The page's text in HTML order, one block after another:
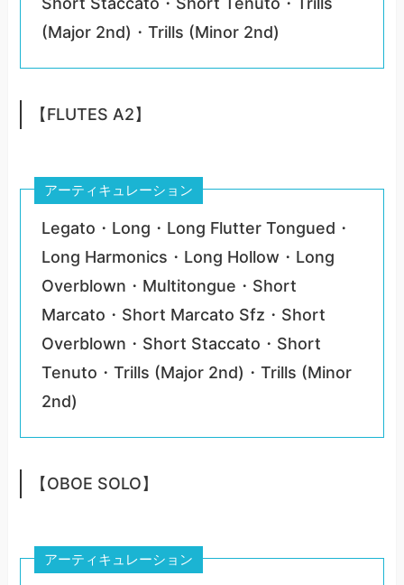
(Major 2nd)・Trills (Minor 2nd)
【FLUTES A2】
アーティキュレーション
Legato・Long・Long Flutter Tongued・
Long Harmonics・Long Hollow・Long
Overblown・Multitongue・Short
Marcato・Short Marcato Sfz・Short
Overblown・Short Staccato・Short
Tenuto・Trills (Major 2nd)・Trills (Minor
2nd)
【OBOE SOLO】
アーティキュレーション